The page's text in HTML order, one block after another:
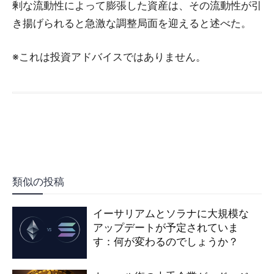
剰な流動性によって膨張した資産は、その流動性が引
き揚げられると急激な調整局面を迎えると述べた。
※これは投資アドバイスではありません。
類似の投稿
イーサリアムとソラナに大規模な
アップデートが予定されていま
す：何が変わるのでしょうか？